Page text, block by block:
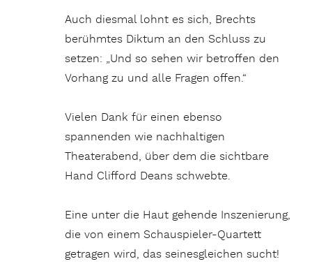
Auch diesmal lohnt es sich, Brechts
berühmtes Diktum an den Schluss zu
setzen: „Und so sehen wir betroffen den
Vorhang zu und alle Fragen offen.“
Vielen Dank für einen ebenso
spannenden wie nachhaltigen
Theaterabend, über dem die sichtbare
Hand Clifford Deans schwebte.
Eine unter die Haut gehende Inszenierung,
die von einem Schauspieler-Quartett
getragen wird, das seinesgleichen sucht!